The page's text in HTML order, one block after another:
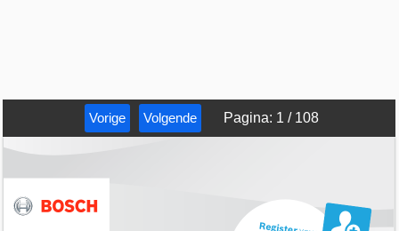
Vorige Volgende Pagina: 1 / 108